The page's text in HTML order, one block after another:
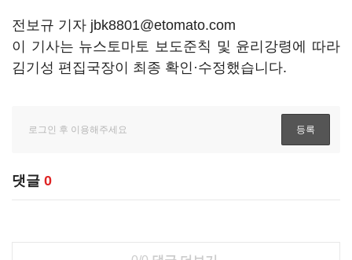
전보규 기자 jbk8801@etomato.com
이 기사는 뉴스토마토 보도준칙 및 윤리강령에 따라
김기성 편집국장이 최종 확인·수정했습니다.
댓글 0